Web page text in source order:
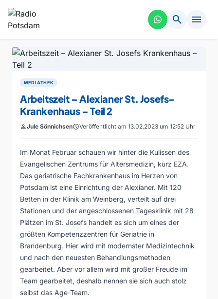
search menu
MEDIATHEK
Arbeitszeit – Alexianer St. Josefs-
Krankenhaus – Teil 2
personJule SönnichsenscheduleVeröffentlicht am 13.02.2023 um 12:52 Uhr
Im Monat Februar schauen wir hinter die Kulissen des
Evangelischen Zentrums für Altersmedizin, kurz EZA.
Das geriatrische Fachkrankenhaus im Herzen von
Potsdam ist eine Einrichtung der Alexianer. Mit 120
Betten in der Klinik am Weinberg, verteilt auf drei
Stationen und der angeschlossenen Tagesklinik mit 28
Plätzen im St. Josefs handelt es sich um eines der
größten Kompetenzzentren für Geriatrie in
Brandenburg. Hier wird mit modernster Medizintechnik
und nach den neuesten Behandlungsmethoden
gearbeitet. Aber vor allem wird mit großer Freude im
Team gearbeitet, deshalb nennen sie sich auch stolz
selbst das Age-Team.